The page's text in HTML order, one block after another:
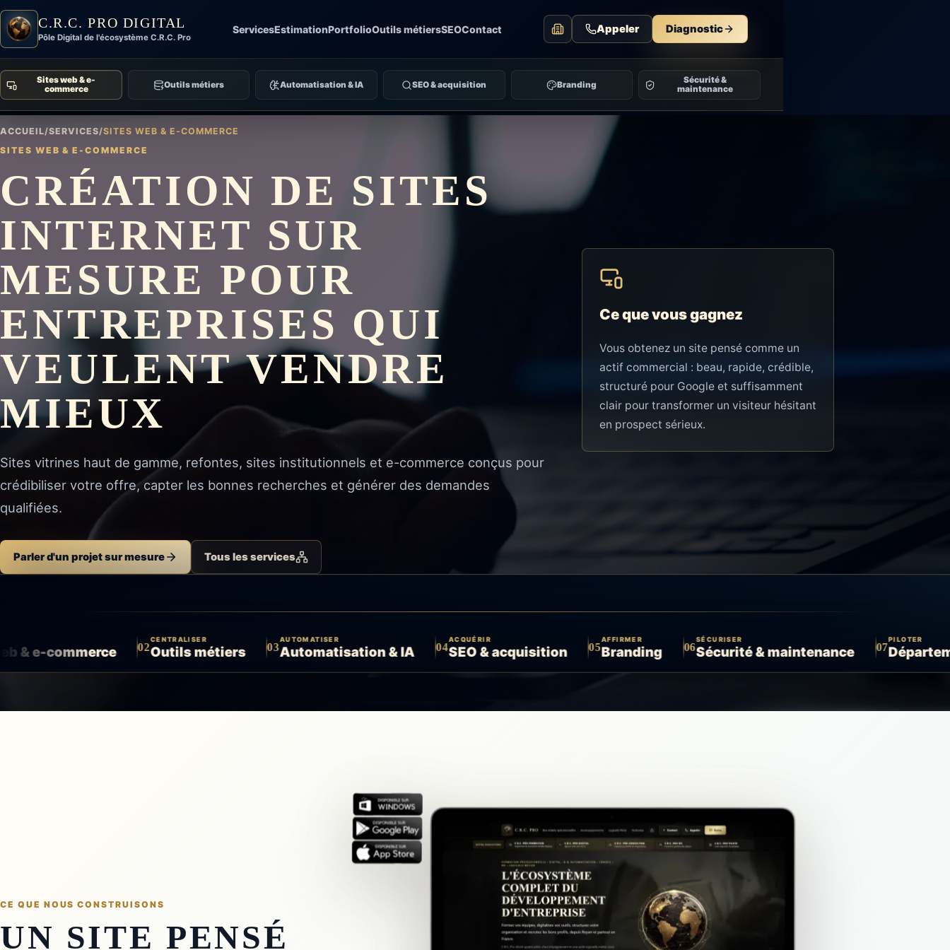
C.R.C. PRO DIGITAL
Pôle Digital de l'écosystème C.R.C. Pro
ServicesEstimationPortfolioOutils métiersSEOContact Appeler Diagnostic
Sites web & e-
commerce
Outils métiers Automatisation & IA SEO & acquisition Branding
Sécurité &
maintenance
ACCUEIL/SERVICES/SITES WEB & E-COMMERCE
SITES WEB & E-COMMERCE
CRÉATION DE SITES
INTERNET SUR
MESURE POUR
ENTREPRISES QUI
VEULENT VENDRE
MIEUX
Sites vitrines haut de gamme, refontes, sites institutionnels et e-commerce conçus pour
crédibiliser votre offre, capter les bonnes recherches et générer des demandes
qualifiées.
Parler d'un projet sur mesure Tous les services
Ce que vous gagnez
Vous obtenez un site pensé comme un
actif commercial : beau, rapide, crédible,
structuré pour Google et suffisamment
clair pour transformer un visiteur hésitant
en prospect sérieux.
02
CENTRALISER
Outils métiers 03
AUTOMATISER
Automatisation & IA 04SEO & acquisition 05Branding 06
SÉCURISER
Sécurité & maintenance 07Département
CE QUE NOUS CONSTRUISONS
UN SITE PENSÉ